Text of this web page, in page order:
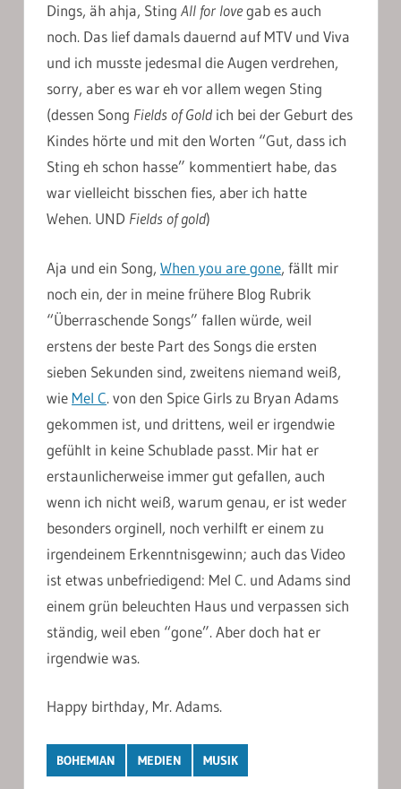
Dings, äh ahja, Sting All for lovegab es auch
noch. Das lief damals dauernd auf MTV und Viva
und ich musste jedesmal die Augen verdrehen,
sorry, aber es war eh vor allem wegen Sting
(dessen Song Fields of Gold ich bei der Geburt des
Kindes hörte und mit den Worten “Gut, dass ich
Sting eh schon hasse” kommentiert habe, das
war vielleicht bisschen fies, aber ich hatte
Wehen. UND Fields of gold)
Aja und ein Song, When you are gone, fällt mir
noch ein, der in meine frühere Blog Rubrik
“Überraschende Songs” fallen würde, weil
erstens der beste Part des Songs die ersten
sieben Sekunden sind, zweitens niemand weiß,
wie Mel C. von den Spice Girls zu Bryan Adams
gekommen ist, und drittens, weil er irgendwie
gefühlt in keine Schublade passt. Mir hat er
erstaunlicherweise immer gut gefallen, auch
wenn ich nicht weiß, warum genau, er ist weder
besonders orginell, noch verhilft er einem zu
irgendeinem Erkenntnisgewinn; auch das Video
ist etwas unbefriedigend: Mel C. und Adams sind
einem grün beleuchten Haus und verpassen sich
ständig, weil eben “gone”. Aber doch hat er
irgendwie was.
Happy birthday, Mr. Adams.
BOHEMIAN MEDIEN MUSIK